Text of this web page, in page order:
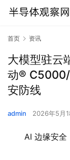
首页 资讯
大模型驻
动® C5000/
安防线
admin 2026年5月
AI 边缘安全